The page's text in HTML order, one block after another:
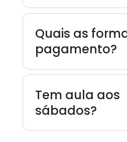
Quais as
pagamento?
Tem aula aos
sábados?